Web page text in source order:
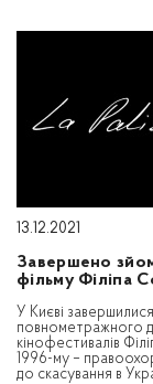
13.12.2021
Завершено
фільму Філіпа
У Києві
повнометражного
кінофестивалів
1996-му –
до скасування в